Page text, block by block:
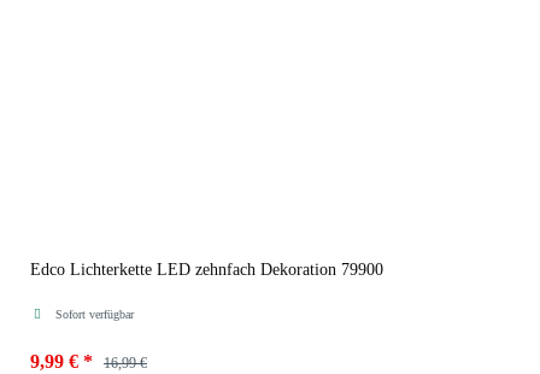
Edco Lichterkette LED zehnfach Dekoration 79900
Sofort verfügbar
9,99 € * 16,99 €